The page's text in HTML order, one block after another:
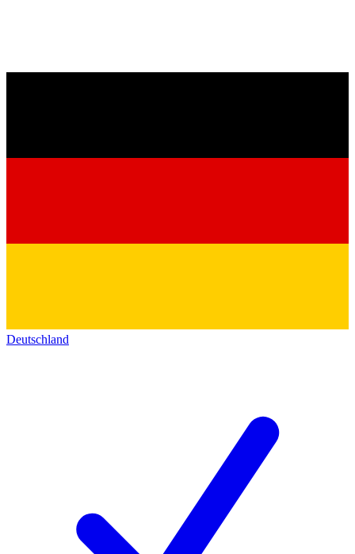
Deutschland